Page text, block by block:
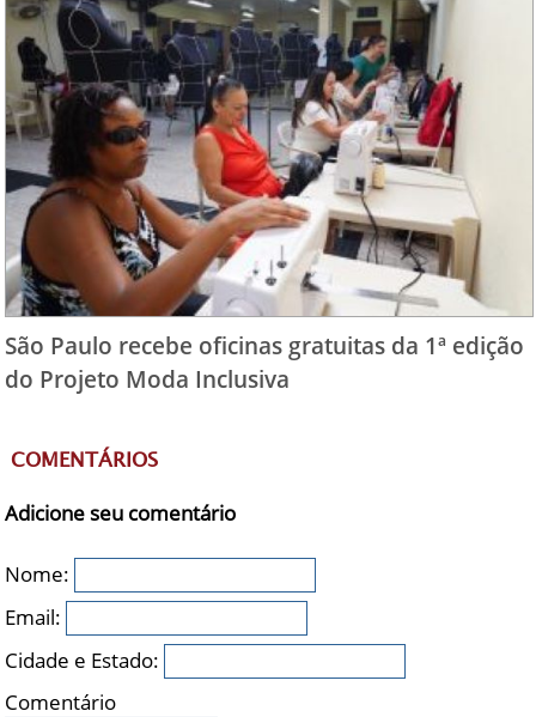
São Paulo recebe oficinas gratuitas da 1ª edição
do Projeto Moda Inclusiva
COMENTÁRIOS
Adicione seu comentário
Nome:
Email:
Cidade e Estado:
Comentário